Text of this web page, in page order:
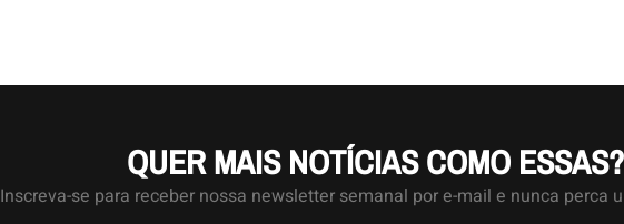
QUER MAIS NOTÍCIAS COMO ESSAS?
Inscreva-se para receber nossa newsletter semanal por e-mail e nunca perca